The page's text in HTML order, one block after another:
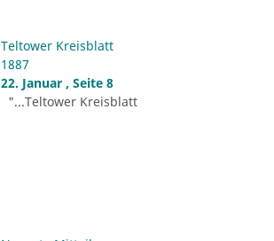
Teltower Kreisblatt
1887
22. Januar , Seite 8
"...Teltower Kreisblatt